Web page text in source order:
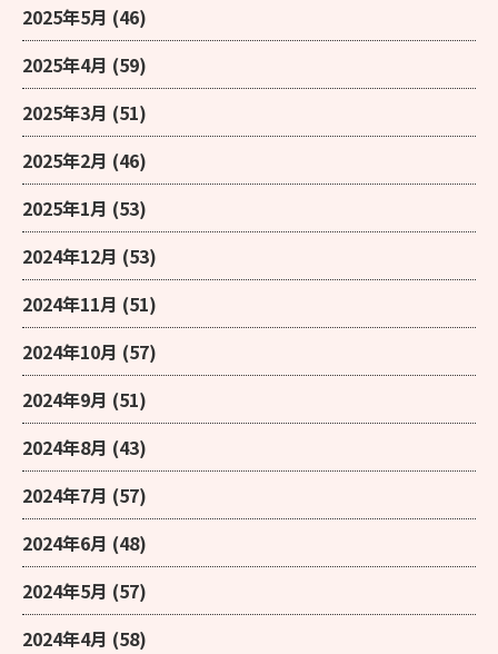
2025年5月 (46)
2025年4月 (59)
2025年3月 (51)
2025年2月 (46)
2025年1月 (53)
2024年12月 (53)
2024年11月 (51)
2024年10月 (57)
2024年9月 (51)
2024年8月 (43)
2024年7月 (57)
2024年6月 (48)
2024年5月 (57)
2024年4月 (58)